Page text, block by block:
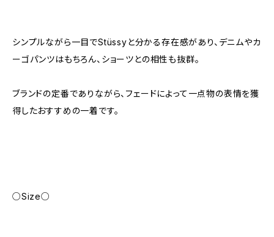
シンプルながら一目でStüssyと分かる存在感があり、デニムやカ
ーゴパンツはもちろん、ショーツとの相性も抜群。
ブランドの定番でありながら、フェードによって一点物の表情を獲
得したおすすめの一着です。
○Size○